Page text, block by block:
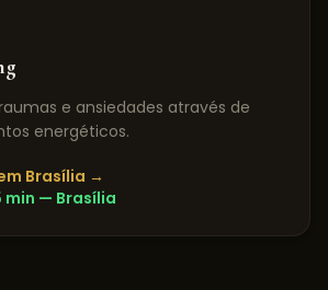
e ansiedades através de
energéticos.
Brasília →
min — Brasília